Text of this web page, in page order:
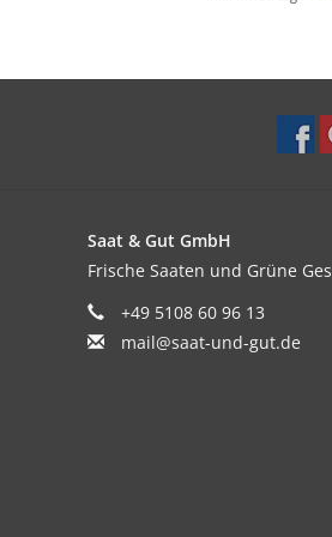
Saat & Gut GmbH
Frische Saaten und Grüne
+49 5108 60 96 13
mail@saat-und-gut.de